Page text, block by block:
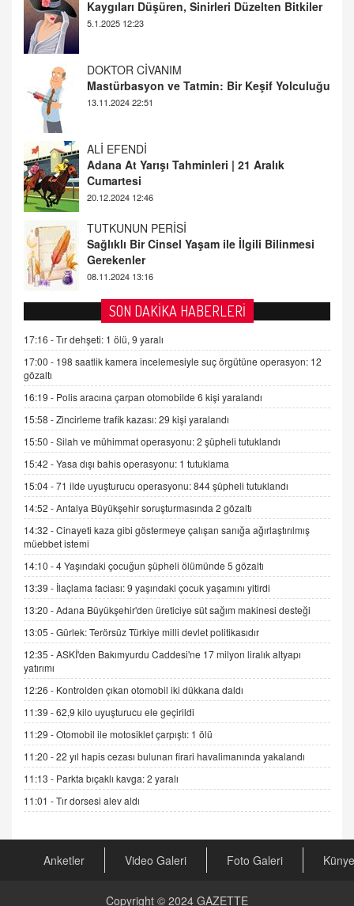
Mastürbasyon ve Tatmin: Bir Keşif Yolculuğu
13.11.2024 22:51
ALİ EFENDİ
Adana At Yarışı Tahminleri | 21 Aralık
Cumartesi
TUTKUNUN PERİSİ
Sağlıklı Bir Cinsel Yaşam ile İlgili Bilinmesi
Gerekenler
08.11.2024 13:16
FARUK ÖNALAN
Tezkere Onaylanmasaydı…
2 Kasım 2021 Salı 00:11
AV. DOĞAN CAN DOĞAN
Kişisel verilerin korunması ve dijital hukukun
gelişimi
SEHER EREK
Kış Ayları Geldi, Hangi Önlemler Alınmalı?
9.12.2025 10:11
İNCİ GÜL AKÖL
Trump Keşke Adana'yı da Ziyaret Etse...
06.07.2026 13:00
ADEM AKÖL
Esed Destekçilerinin Yüzüne Vurulan Şamar:
Sednaya
11.12.2024 12:30
DR. EKREM ASLAN
Gerçek Ne, Algı Ne? "Beraber Yürüyoruz"
Cümlesinin Peşinden
GÖNÜL MENEKŞE
Şifacının Yolu
04.11.2025 12:56
AV. RÜMEYSA ÖZKALE
Kira Uyuşmazlıklarında Dava Açmadan Önce
Arabulucuya Başvuru Şartı
CAN UĞURATEŞ
Değişen yapısıyla Suriye
SON DAKİKA HABERLERİ
17:16 -Tır dehşeti: 1 ölü, 9 yaralı
17:00 - 198 saatlik kamera incelemesiyle suç örgütüne operasyon: 12
gözaltı
16:19 - Polis aracına çarpan otomobilde 6 kişi yaralandı
15:58 -Zincirleme trafik kazası: 29 kişi yaralandı
15:50 -Silah ve mühimmat operasyonu: 2 şüpheli tutuklandı
15:42 -Yasa dışı bahis operasyonu: 1 tutuklama
15:04 -71 ilde uyuşturucu operasyonu: 844 şüpheli tutuklandı
14:52 -Antalya Büyükşehir soruşturmasında 2 gözaltı
14:32 -Cinayeti kaza gibi göstermeye çalışan sanığa ağırlaştırılmış
müebbet istemi
14:10 -4 Yaşındaki çocuğun şüpheli ölümünde 5 gözaltı
13:39 - İlaçlama faciası: 9 yaşındaki çocuk yaşamını yitirdi
13:20 -Adana Büyükşehir'den üreticiye süt sağım makinesi desteği
13:05 -Gürlek: Terörsüz Türkiye milli devlet politikasıdır
12:35 -ASKİ'den Bakımyurdu Caddesi'ne 17 milyon liralık altyapı
yatırımı
12:26 - Kontrolden çıkan otomobil iki dükkana daldı
11:39 -62,9 kilo uyuşturucu ele geçirildi
11:29 -Otomobil ile motosiklet çarpıştı: 1 ölü
11:20 -22 yıl hapis cezası bulunan firari havalimanında yakalandı
11:13 - Parkta bıçaklı kavga: 2 yaralı
11:01 -Tır dorsesi alev aldı
Anketler Video Galeri Foto Galeri Künye
Copyright © 2024 GAZETTE